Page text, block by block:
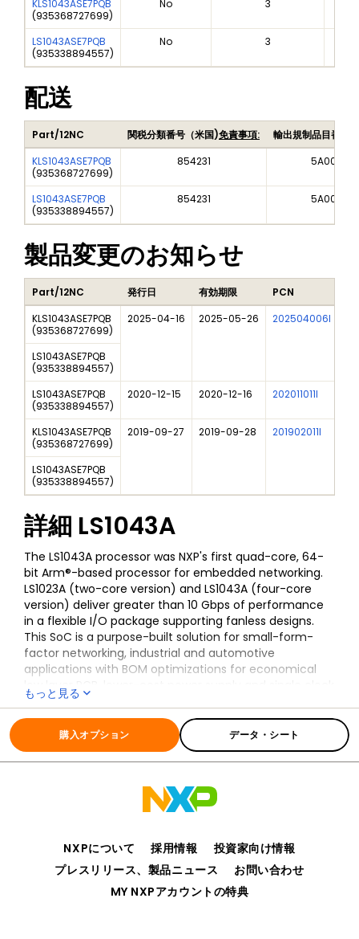
KLS1043ASE7PQB
(935368727699)
No 3
LS1043ASE7PQB
(935338894557)
No 3
配送
Part/12NC 関税分類番号（米国)免責事項:
輸出規制品目番号
KLS1043ASE7PQB
(935368727699)
854231 5A002A1
LS1043ASE7PQB
(935338894557)
854231 5A002A1
製品変更のお知らせ
Part/12NC 発行日 有効期限 PCN
KLS1043ASE7PQB
(935368727699)
2025-04-16 2025-05-26 202504006I
LS1043ASE7PQB
(935338894557)
LS1043ASE7PQB
(935338894557)
2020-12-15 2020-12-16 202011011I
KLS1043ASE7PQB
(935368727699)
2019-09-27 2019-09-28 201902011I
LS1043ASE7PQB
(935338894557)
詳細 LS1043A
The LS1043A processor was NXP's first quad-core, 64-
bit Arm®-based processor for embedded networking.
LS1023A (two-core version) and LS1043A (four-core
version) deliver greater than 10 Gbps of performance
in a flexible I/O package supporting fanless designs.
This SoC is a purpose-built solution for small-form-
factor networking, industrial and automotive
applications with BOM optimizations for economical
low layer PCB, lower-cost power supply and single clock
design.
The new 0.9V versions of the LS1043A and LS1023A
deliver additional power savings for applications such
as Wireless LAN and to Power over Ethernet systems.
design, enabling scaling to the LS1046A (quad A72
processor) or LS1088A (octal A53 core processor).
core Arm 32-bit products and continues the QorIQ
legacy of I/O flexibility and integrated QUICC Engine®
for legacy glue-less HDLC, TDM or Profibus support.
もっと見る
全ての情報 LS1043A
購入オプション データ・シート
NXPについて 採用情報
投資家向け情報
プレスリリース、製品ニュース
お問い合わせ
MY NXPアカウントの特典